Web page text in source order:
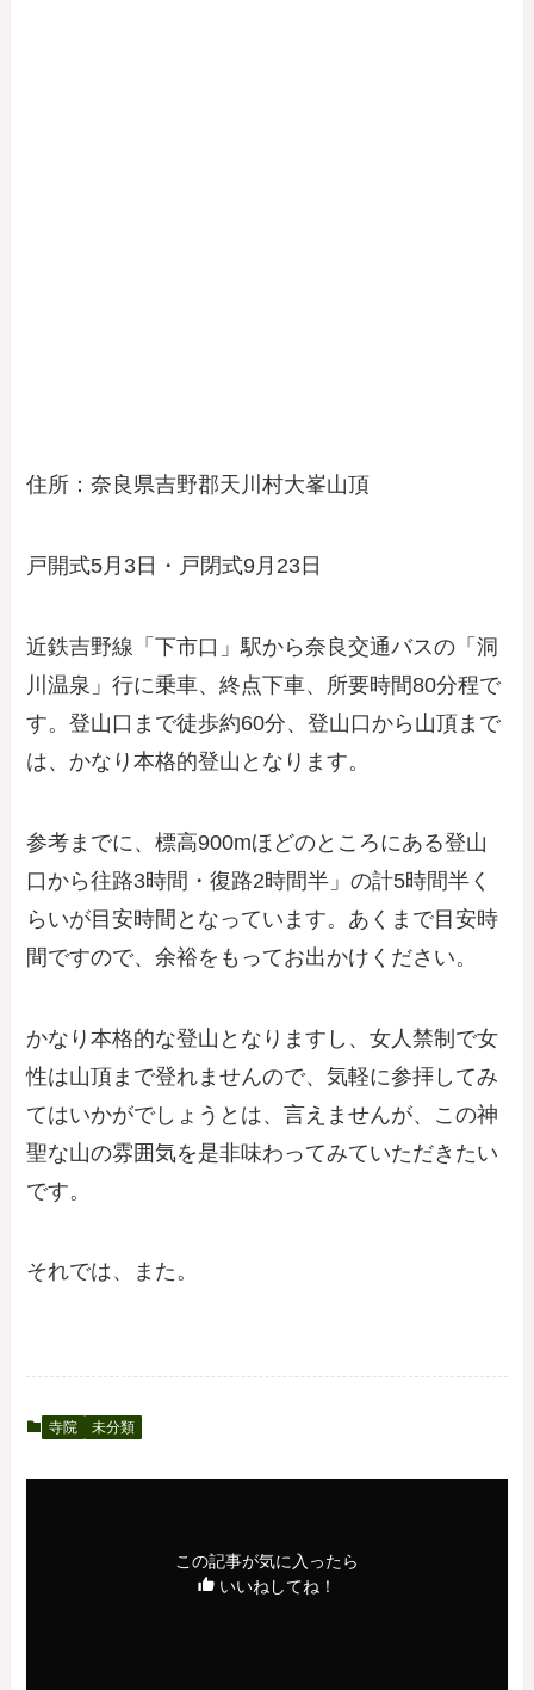
住所：奈良県吉野郡天川村大峯山頂
戸開式5月3日・戸閉式9月23日
近鉄吉野線「下市口」駅から奈良交通バスの「洞
川温泉」行に乗車、終点下車、所要時間80分程で
す。登山口まで徒歩約60分、登山口から山頂まで
は、かなり本格的登山となります。
参考までに、標高900mほどのところにある登山
口から往路3時間・復路2時間半」の計5時間半く
らいが目安時間となっています。あくまで目安時
間ですので、余裕をもってお出かけください。
かなり本格的な登山となりますし、女人禁制で女
性は山頂まで登れませんので、気軽に参拝してみ
てはいかがでしょうとは、言えませんが、この神
聖な山の雰囲気を是非味わってみていただきたい
です。
それでは、また。
寺院 未分類
この記事が気に入ったら
いいねしてね！